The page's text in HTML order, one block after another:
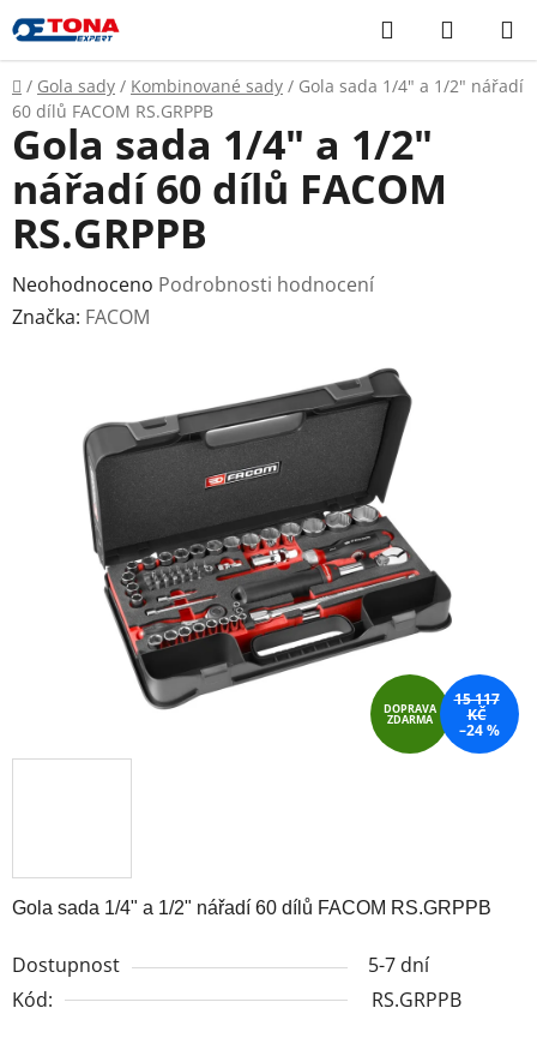
Přejít
na
obsah
Hledat
KOŠÍK
Domů
/ Gola sady / Kombinované sady / Gola sada 1/4" a 1/2" nářadí
60 dílů FACOM RS.GRPPB
Gola sada 1/4" a 1/2" nářadí 60 dílů FACOM RS.GRPPB
Dostupnost
5-7 dní
Kód:
RS.GRPPB
Gola sada 1/4" a 1/2"
nářadí 60 dílů FACOM
RS.GRPPB
Průměrné
hodnocení
hvězdiček.
Neohodnoceno Podrobnosti hodnocení
Značka: FACOM
DOPRAVA
ZDARMA
15 117
KČ
–24 %